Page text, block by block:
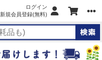
ログイン
新規会員登録(無料)